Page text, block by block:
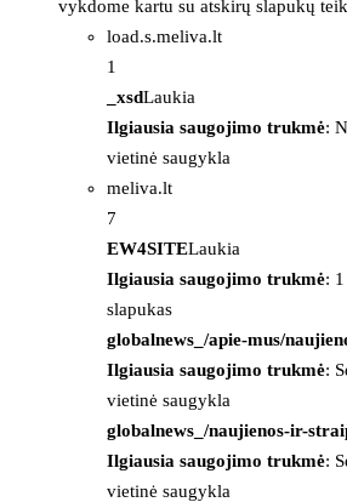
vykdome kartu su atskirų slapukų
load.s.meliva.lt
1
_xsdLaukia
Ilgiausia saugojimo trukmė:
vietinė saugykla
meliva.lt
7
EW4SITELaukia
Ilgiausia saugojimo trukmė:
slapukas
globalnews_/apie-mus/
Ilgiausia saugojimo trukmė:
vietinė saugykla
globalnews_/naujienos-ir-
Ilgiausia saugojimo trukmė:
vietinė saugykla